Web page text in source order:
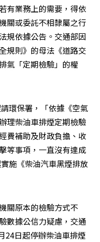
有業務上的需要，得依
關或委託不相隸屬之行
規依據公告。交通部因
規則》的母法《道路交
氣「定期檢驗」的權
環保署，「依據《空氣
理柴油車排煙定期檢驗
費補助及財政負擔、收
等事項，一直沒有達成
施《柴油汽車黑煙排放
關原本的檢驗方式不
數據公信力疑慮，交通
24日起停辦柴油車排煙